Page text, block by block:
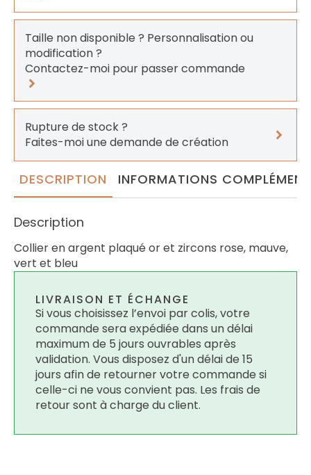
Taille non disponible ? Personnalisation ou
modification ?
Contactez-moi pour passer commande
Rupture de stock ?
Faites-moi une demande de création
DESCRIPTION INFORMATIONS
Description
Collier en argent plaqué or et zircons rose, mauve,
vert et bleu
LIVRAISON ET ÉCHANGE
Si vous choisissez l’envoi par colis, votre
commande sera expédiée dans un délai
maximum de 5 jours ouvrables après
validation. Vous disposez d'un délai de 15
jours afin de retourner votre commande si
celle-ci ne vous convient pas. Les frais de
retour sont à charge du client.